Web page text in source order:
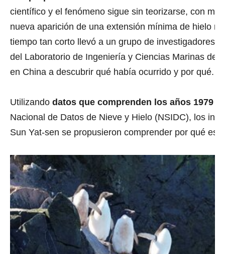
científico y el fenómeno sigue sin teorizarse, con
nueva aparición de una extensión mínima de hielo
tiempo tan corto llevó a un grupo de investigadores
del Laboratorio de Ingeniería y Ciencias Marinas del
en China a descubrir qué había ocurrido y por qué.
Utilizando datos que comprenden los años 1979 a
Nacional de Datos de Nieve y Hielo (NSIDC), los
Sun Yat-sen se propusieron comprender por qué